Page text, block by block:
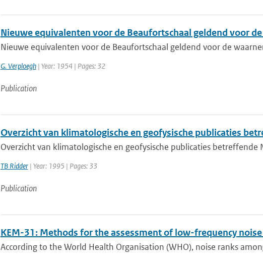
Nieuwe equivalenten voor de Beaufortschaal geldend voor
Nieuwe equivalenten voor de Beaufortschaal geldend voor de
G. Verploegh| Year: 1954 | Pages: 32
Publication
Overzicht van klimatologische en geofysische publicaties
Overzicht van klimatologische en geofysische publicaties betreffende
TB Ridder| Year: 1995 | Pages: 33
Publication
KEM-31: Methods for the assessment of low-frequency
According to the World Health Organisation (WHO), noise ranks